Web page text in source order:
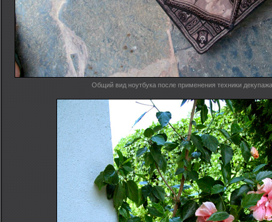
Общий вид ноутбука после применения техники декупажа